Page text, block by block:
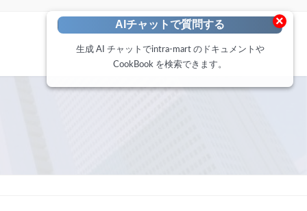
AIチャットで質問する
生成 AI チャットでintra-mart のドキュメントや
CookBook を検索できます。
×